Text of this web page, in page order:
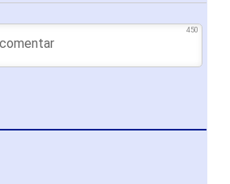
450